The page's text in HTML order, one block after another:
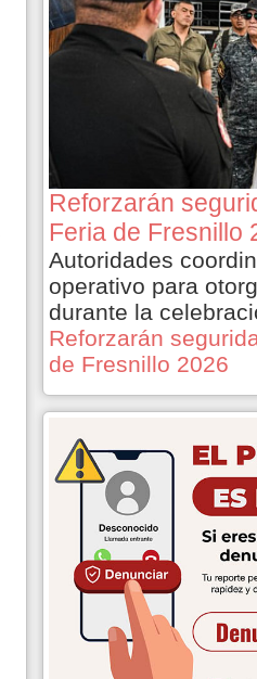
Reforzarán
Feria de Fresnillo
Autoridades
operativo para
durante la
Reforzarán
de Fresnillo 2026